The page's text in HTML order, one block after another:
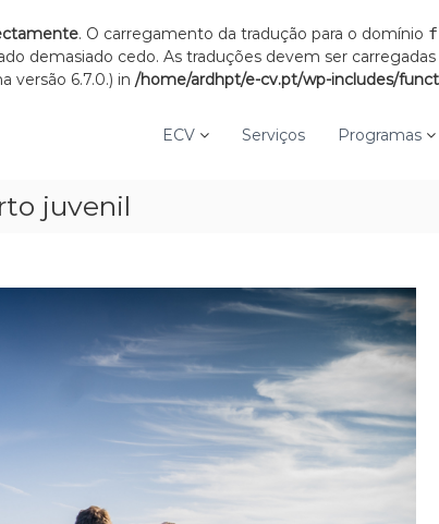
. O carregamento da tradução para o domínio
demasiado cedo. As traduções devem ser carregadas
versão 6.7.0.) in /home/ardhpt/e-cv.pt/wp-includes/
ECV Serviços Programas
juvenil